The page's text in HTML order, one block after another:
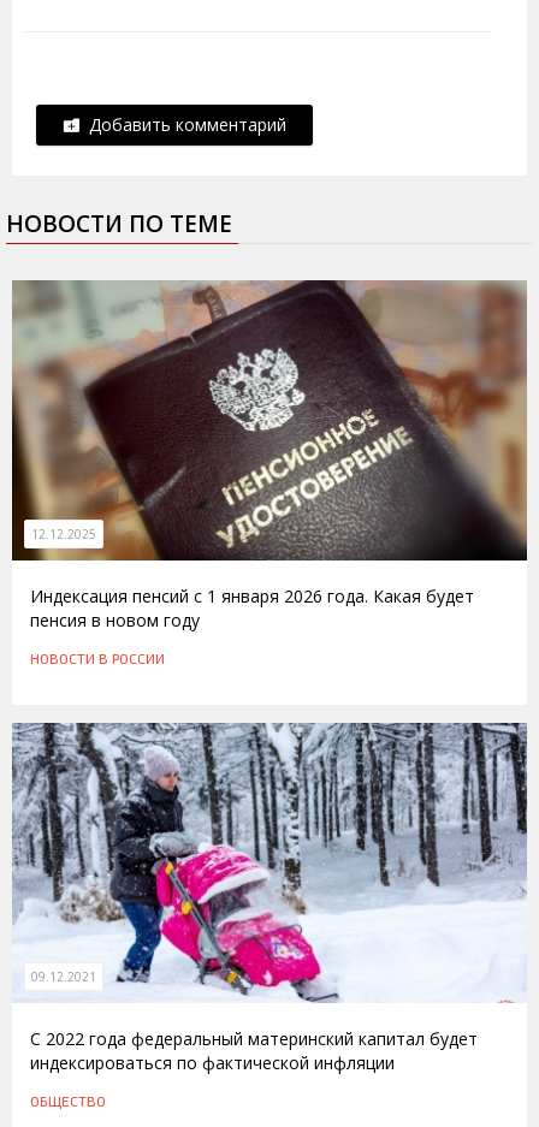
Добавить комментарий
НОВОСТИ ПО ТЕМЕ
12.12.2025
Индексация пенсий с 1 января 2026 года. Какая будет
пенсия в новом году
НОВОСТИ В РОССИИ
09.12.2021
С 2022 года федеральный материнский капитал будет
индексироваться по фактической инфляции
ОБЩЕСТВО